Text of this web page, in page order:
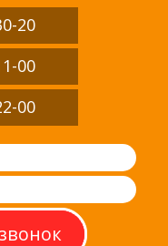
20
00
00